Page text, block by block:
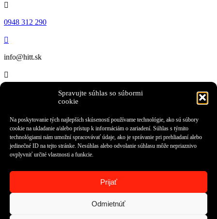
Spravujte súhlas so súbormi
cookie
Na poskytovanie tých najlepších skúseností používame technológie, ako sú súbory
cookie na ukladanie a/alebo prístup k informáciám o zariadení. Súhlas s týmito
technológiami nám umožní spracovávať údaje, ako je správanie pri prehliadaní alebo
jedinečné ID na tejto stránke. Nesúhlas alebo odvolanie súhlasu môže nepriaznivo
ovplyvniť určité vlastnosti a funkcie.
Prijať
Odmietnúť

0948 312 290

info@hitt.sk

Meno
E-mailová adresa
Telefónne číslo
E-mailová správa
PPC Agentúra
Zásady spracovania súborov cookies